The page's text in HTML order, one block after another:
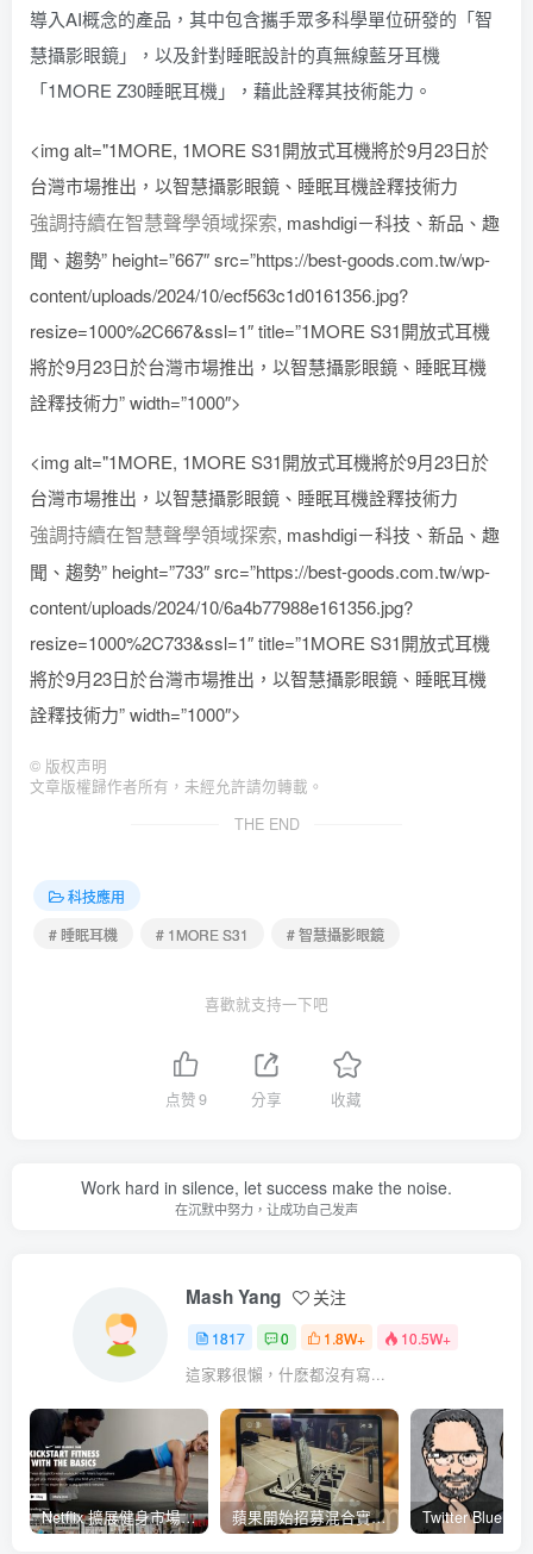
導入AI概念的產品，其中包含攜手眾多科學單位研發的「智
慧攝影眼鏡」，以及針對睡眠設計的真無線藍牙耳機
「1MORE Z30睡眠耳機」，藉此詮釋其技術能力。
<img alt="1MORE, 1MORE S31開放式耳機將於9月23日於
台灣市場推出，以智慧攝影眼鏡、睡眠耳機詮釋技術力
強調持續在智慧聲學領域探索, mashdigi－科技、新品、趣
聞、趨勢” height=”667″ src=”https://best-goods.com.tw/wp-
content/uploads/2024/10/ecf563c1d0161356.jpg?
resize=1000%2C667&ssl=1″ title=”1MORE S31開放式耳機
將於9月23日於台灣市場推出，以智慧攝影眼鏡、睡眠耳機
詮釋技術力” width=”1000″>
<img alt="1MORE, 1MORE S31開放式耳機將於9月23日於
台灣市場推出，以智慧攝影眼鏡、睡眠耳機詮釋技術力
強調持續在智慧聲學領域探索, mashdigi－科技、新品、趣
聞、趨勢” height=”733″ src=”https://best-goods.com.tw/wp-
content/uploads/2024/10/6a4b77988e161356.jpg?
resize=1000%2C733&ssl=1″ title=”1MORE S31開放式耳機
將於9月23日於台灣市場推出，以智慧攝影眼鏡、睡眠耳機
詮釋技術力” width=”1000″>
© 版权声明
文章版權歸作者所有，未經允許請勿轉載。
THE END
科技應用
# 睡眠耳機
# 1MORE S31 # 智慧攝影眼鏡
喜歡就支持一下吧
点赞9 分享 收藏
Work hard in silence, let success make the noise.
在沉默中努力，让成功自己发声
Mash Yang 关注
1817 0 1.8W+ 10.5W+
這家夥很懶，什麽都沒有寫...
Netflix 擴展健身市場 與 Nike 合作推出《Nike Training Club》系列健身影片 蘋果開始招募混合實境應用內容開發人員 將能對應各類3D全景應用內容互動、影音服務使用體驗